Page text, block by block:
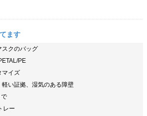
ます
スクのバッグ
PE
マイズ
軽い証拠、湿気のある障壁
レー